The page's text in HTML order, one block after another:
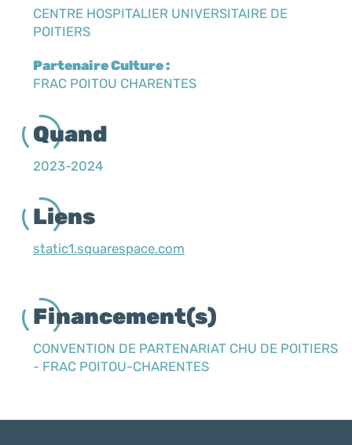
CENTRE HOSPITALIER UNIVERSITAIRE DE
POITIERS
Partenaire Culture :
FRAC POITOU CHARENTES
Quand
2023-2024
Liens
static1.squarespace.com
Financement(s)
CONVENTION DE PARTENARIAT CHU DE POITIERS
- FRAC POITOU-CHARENTES